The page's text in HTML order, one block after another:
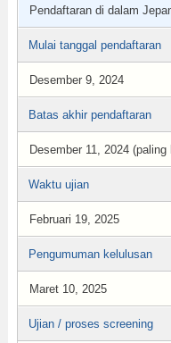
Pendaftaran di dalam
Mulai tanggal pendaftaran
Desember 9, 2024
Batas akhir pendaftaran
Desember 11, 2024
Waktu ujian
Februari 19, 2025
Pengumuman kelulusan
Maret 10, 2025
Ujian / proses screening